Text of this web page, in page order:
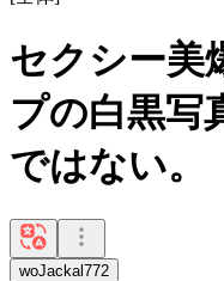
セクシー美
プの白黒写
ではない。
woJackal772